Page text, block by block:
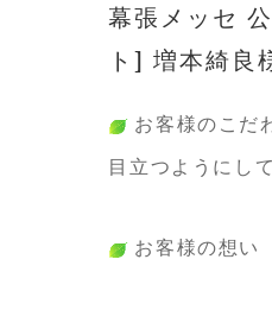
幕張メッセ
ト] 増本綺良
お客様のこだ
目立つようにし
お客様の想い